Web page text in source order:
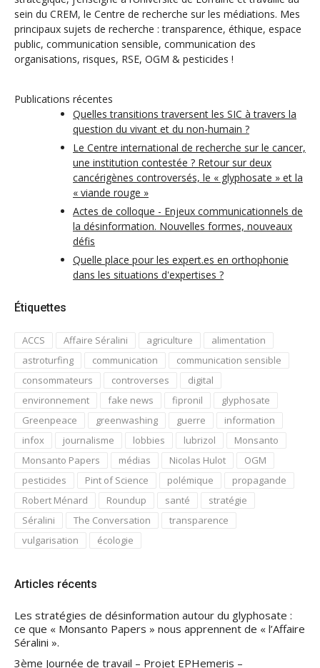
sein du CREM, le Centre de recherche sur les médiations. Mes
principaux sujets de recherche : transparence, éthique, espace
public, communication sensible, communication des
organisations, risques, RSE, OGM & pesticides !
Publications récentes
Quelles transitions traversent les SIC à travers la
question du vivant et du non-humain ?
Le Centre international de recherche sur le cancer,
une institution contestée ? Retour sur deux
cancérigènes controversés, le « glyphosate » et la
« viande rouge »
Actes de colloque - Enjeux communicationnels de
la désinformation. Nouvelles formes, nouveaux
défis
Quelle place pour les expert.es en orthophonie
dans les situations d'expertises ?
Étiquettes
ACCS Affaire Séralini agriculture
alimentation
astroturfing
communication
communication sensible
consommateurs
controverses
digital
environnement
fake news fipronil
glyphosate
Greenpeace
greenwashing guerre
information
infox
journalisme lobbies lubrizol
Monsanto
Monsanto Papers
médias Nicolas Hulot
OGM
pesticides
Pint of Science polémique
propagande
Robert Ménard
Roundup santé
stratégie
Séralini
The Conversation
transparence
vulgarisation
écologie
Articles récents
Les stratégies de désinformation autour du glyphosate :
ce que « Monsanto Papers » nous apprennent de « l’Affaire
Séralini ».
3ème Journée de travail – Projet EPHemeris –